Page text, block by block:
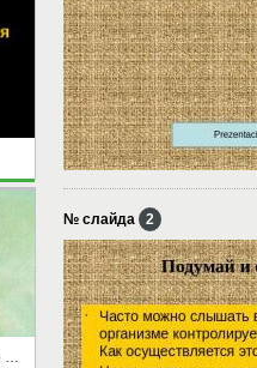
Коронарное кровообращение и его регуляция
№ слайда 2